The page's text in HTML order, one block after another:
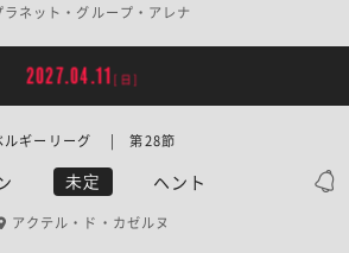
ラネット・グループ・アレナ
2027.04.11 [日]
未定 ヘント
ルギーリーグ | 第28節
アクテル・ド・カゼルヌ